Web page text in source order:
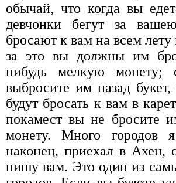
обычай, что когда вы
девчонки бегут за
бросают к вам на всем лету
за это вы должны им
нибудь мелкую
выбросите им назад
будут бросать к вам в
покамест вы не бросите
монету. Много городов
наконец, приехал в Ахен,
пишу вам. Это один из